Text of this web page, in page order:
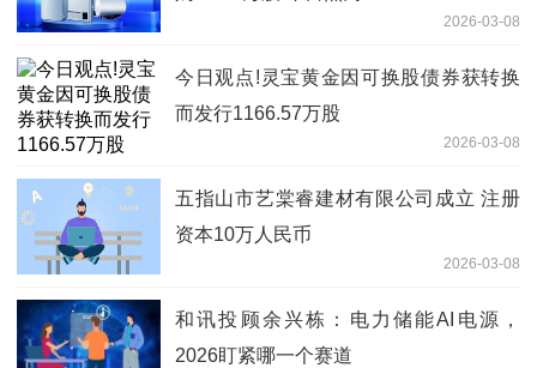
2026-03-08
今日观点!灵宝黄金因可换股债券获转换
而发行1166.57万股
2026-03-08
五指山市艺棠睿建材有限公司成立 注册
资本10万人民币
2026-03-08
和讯投顾余兴栋：电力储能AI电源，
2026盯紧哪一个赛道